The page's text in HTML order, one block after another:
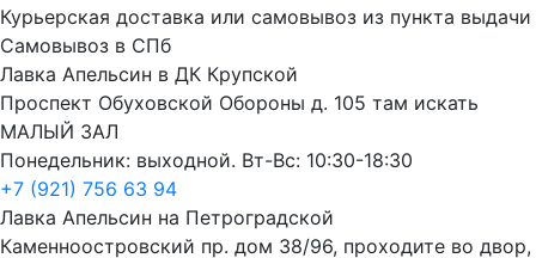
Курьерская доставка или самовывоз из пункта выдачи
Самовывоз в СПб
Лавка Апельсин в ДК Крупской
Проспект Обуховской Обороны д. 105 там искать
МАЛЫЙ ЗАЛ
Понедельник: выходной. Вт-Вс: 10:30-18:30
+7 (921) 756 63 94
Лавка Апельсин на Петроградской
Каменноостровский пр. дом 38/96, проходите во двор,